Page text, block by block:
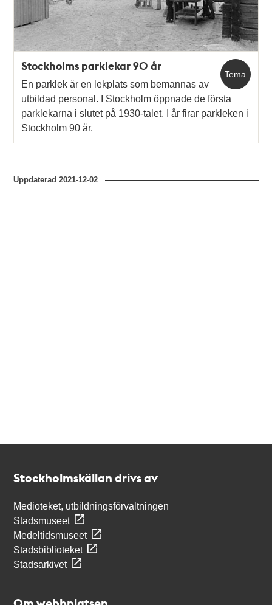
Tema
Stockholms parklekar 90 år
En parklek är en lekplats som bemannas av
utbildad personal. I Stockholm öppnade de första
parklekarna i slutet på 1930-talet. I år firar parkleken i
Stockholm 90 år.
Uppdaterad2021-12-02
Stockholmskällan drivs av
Medioteket, utbildningsförvaltningen
Stadsmuseet
Medeltidsmuseet
Stadsbiblioteket
Stadsarkivet